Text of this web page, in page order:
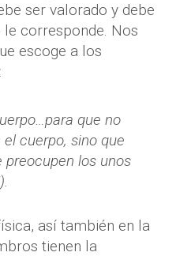
ser valorado y debe
corresponde. Nos
escoge a los
que no
cuerpo, sino que
los unos
así también en la
tienen la